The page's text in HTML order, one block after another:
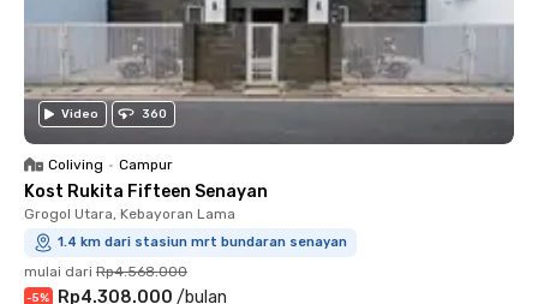
Video 360
Coliving • Campur
Kost Rukita Fifteen Senayan
Grogol Utara, Kebayoran Lama
1.4 km dari stasiun mrt bundaran senayan
mulai dari Rp4.568.000
-5% Rp4.308.000 /bulan